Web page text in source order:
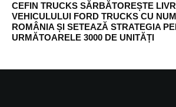
CEFIN TRUCKS SĂRBĂTOREȘTE
VEHICULULUI FORD TRUCKS CU
ROMÂNIA ȘI SETEAZĂ STRATEGIA
URMĂTOARELE 3000 DE UNITĂȚI